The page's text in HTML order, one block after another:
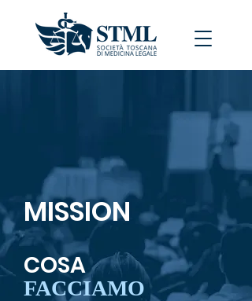
MISSION
COSA
FACCIAMO